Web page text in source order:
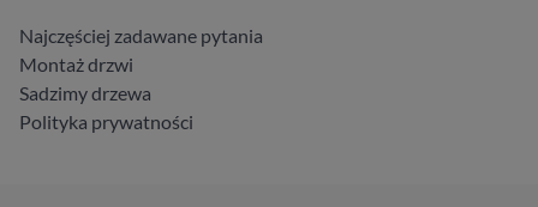
Najczęściej zadawane pytania
Montaż drzwi
Sadzimy drzewa
Polityka prywatności